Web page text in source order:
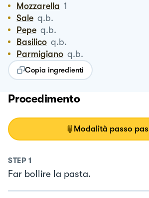
Mozzarella 1
Sale q.b.
Pepe q.b.
Basilico q.b.
Parmigiano q.b.
Copia ingredienti
Procedimento
Modalità passo
STEP 1
Far bollire la pasta.